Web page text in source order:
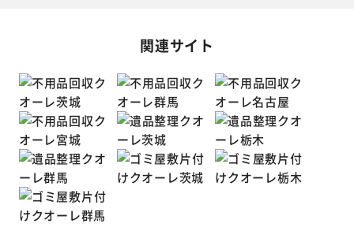
関連サイト